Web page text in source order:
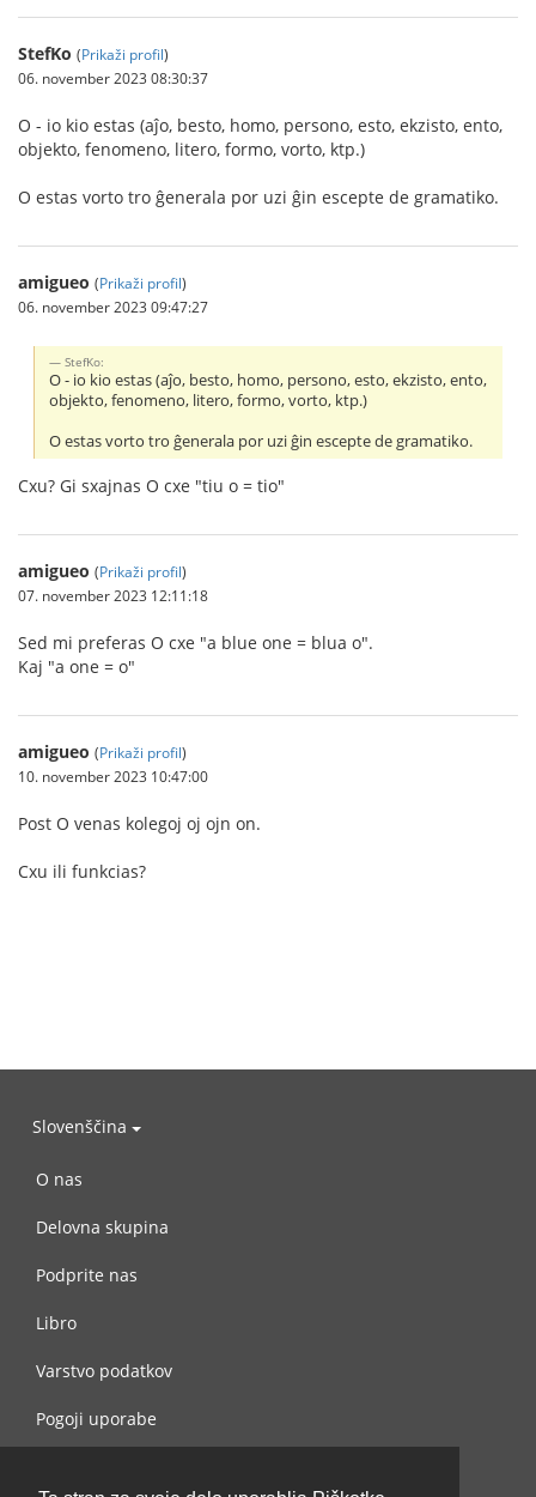
StefKo (Prikaži profil)
06. november 2023 08:30:37
O - io kio estas (aĵo, besto, homo, persono, esto, ekzisto, ento,
objekto, fenomeno, litero, formo, vorto, ktp.)
O estas vorto tro ĝenerala por uzi ĝin escepte de gramatiko.
amigueo (Prikaži profil)
06. november 2023 09:47:27
StefKo:
O - io kio estas (aĵo, besto, homo, persono, esto, ekzisto, ento,
objekto, fenomeno, litero, formo, vorto, ktp.)
O estas vorto tro ĝenerala por uzi ĝin escepte de gramatiko.
Cxu? Gi sxajnas O cxe "tiu o = tio"
amigueo (Prikaži profil)
07. november 2023 12:11:18
Sed mi preferas O cxe "a blue one = blua o".
Kaj "a one = o"
amigueo (Prikaži profil)
10. november 2023 10:47:00
Post O venas kolegoj oj ojn on.
Cxu ili funkcias?
Slovenščina
O nas
Delovna skupina
Podprite nas
Libro
Varstvo podatkov
Pogoji uporabe